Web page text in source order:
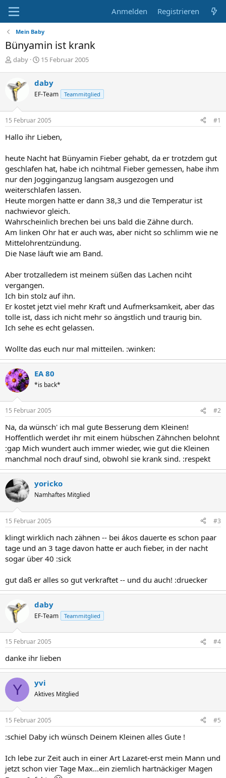
Anmelden Registrieren
Mein Baby
Bünyamin ist krank
E
t
e
l
e
daby
E
t
e
l
t
m
15 Februar 2005
daby
EF-Team Teammitglied
15 Februar 2005 #1
Hallo ihr Lieben,
heute Nacht hat Bünyamin Fieber gehabt, da er trotzdem gut
geschlafen hat, habe ich ncihtmal Fieber gemessen, habe ihm
nur den Jogginganzug langsam ausgezogen und
weiterschlafen lassen.
Heute morgen hatte er dann 38,3 und die Temperatur ist
nachwievor gleich.
Wahrscheinlich brechen bei uns bald die Zähne durch.
Am linken Ohr hat er auch was, aber nicht so schlimm wie ne
Mittelohrentzündung.
Die Nase läuft wie am Band.
Aber trotzalledem ist meinem süßen das Lachen nciht
vergangen.
Ich bin stolz auf ihn.
Er kostet jetzt viel mehr Kraft und Aufmerksamkeit, aber das
tolle ist, dass ich nicht mehr so ängstlich und traurig bin.
Ich sehe es echt gelassen.
Wollte das euch nur mal mitteilen. :winken:
EA 80
*is back*
15 Februar 2005 #2
Na, da wünsch' ich mal gute Besserung dem Kleinen!
Hoffentlich werdet ihr mit einem hübschen Zähnchen belohnt
:gap Mich wundert auch immer wieder, wie gut die Kleinen
manchmal noch drauf sind, obwohl sie krank sind. :respekt
yoricko
Namhaftes Mitglied
15 Februar 2005 #3
klingt wirklich nach zähnen -- bei ákos dauerte es schon paar
tage und an 3 tage davon hatte er auch fieber, in der nacht
sogar über 40 :sick
gut daß er alles so gut verkraftet -- und du auch! :druecker
daby
EF-Team Teammitglied
15 Februar 2005 #4
danke ihr lieben
Y yvi
Aktives Mitglied
15 Februar 2005 #5
:schiel Daby ich wünsch Deinem Kleinen alles Gute !
Ich lebe zur Zeit auch in einer Art Lazaret-erst mein Mann und
jetzt schon vier Tage Max...ein ziemlich hartnäckiger Magen